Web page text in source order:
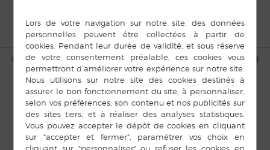
© Copyright Bais 2015 |Mentions légales| Plan du site| Cookies
|
Accès privé